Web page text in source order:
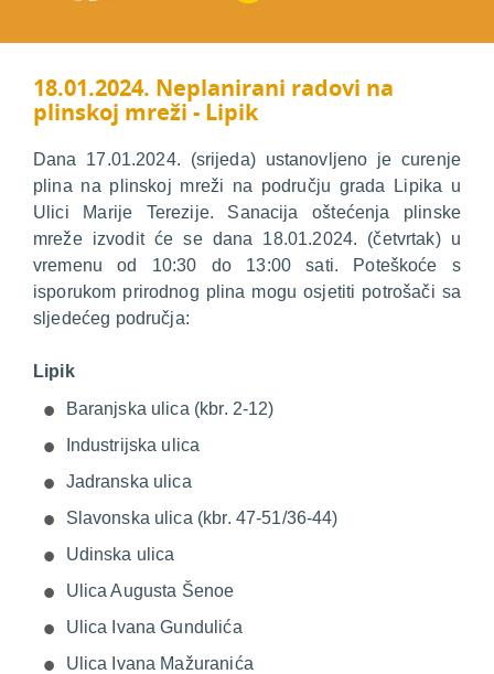
18.01.2024. Neplanirani radovi na
plinskoj mreži - Lipik
Dana 17.01.2024. (srijeda) ustanovljeno je curenje
plina na plinskoj mreži na području grada Lipika u
Ulici Marije Terezije. Sanacija oštećenja plinske
mreže izvodit će se dana 18.01.2024. (četvrtak) u
vremenu od 10:30 do 13:00 sati. Poteškoće s
isporukom prirodnog plina mogu osjetiti potrošači sa
sljedećeg područja:
Lipik
Baranjska ulica (kbr. 2-12)
Industrijska ulica
Jadranska ulica
Slavonska ulica (kbr. 47-51/36-44)
Udinska ulica
Ulica Augusta Šenoe
Ulica Ivana Gundulića
Ulica Ivana Mažuranića